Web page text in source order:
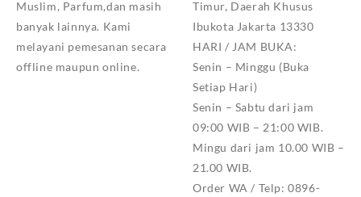
Muslim, Parfum,dan masih
banyak lainnya. Kami
melayani pemesanan secara
offline maupun online.
Timur, Daerah Khusus
Ibukota Jakarta 13330
HARI / JAM BUKA:
Senin – Minggu (Buka
Setiap Hari)
Senin – Sabtu dari jam
09:00 WIB – 21:00 WIB.
Mingu dari jam 10.00 WIB –
21.00 WIB.
Order WA / Telp: 0896-